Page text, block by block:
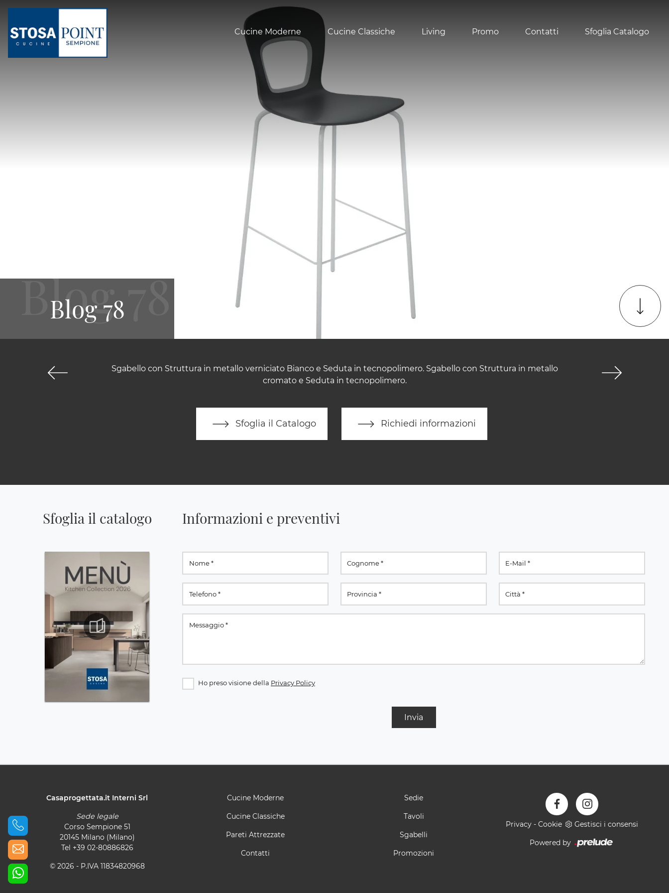
Cucine Moderne Cucine Classiche Living Promo Contatti Sfoglia Catalogo
Sgabello con Struttura in metallo verniciato Bianco e Seduta in tecnopolimero. Sgabello con Struttura in metallo
cromato e Seduta in tecnopolimero.
Sfoglia il Catalogo Richiedi informazioni
Blog 78
Sfoglia il catalogo Informazioni e preventivi
Ho preso visione della Privacy Policy
Invia
Casaprogettata.it Interni Srl
Sede legale
Corso Sempione 51
20145 Milano (Milano)
Tel +39 02-80886826
© 2026 - P.IVA 11834820968
Cucine Moderne
Cucine Classiche
Pareti Attrezzate
Contatti
Sedie
Tavoli
Sgabelli
Promozioni
Privacy - Cookie Gestisci i consensi
Powered by